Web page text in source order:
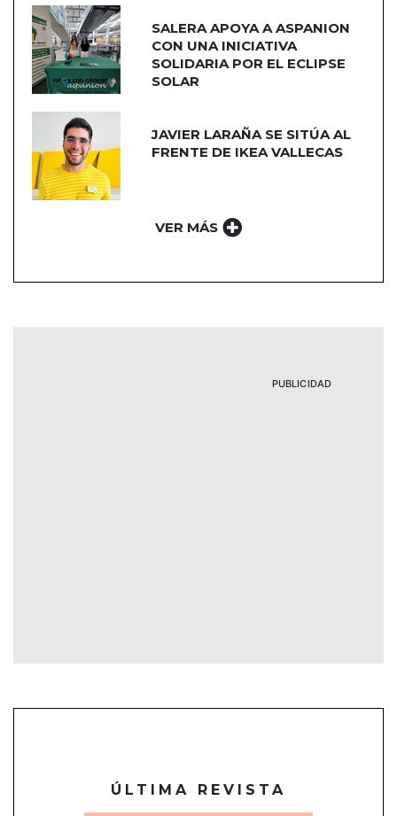
SALERA APOYA A ASPANION
CON UNA INICIATIVA
SOLIDARIA POR EL ECLIPSE
SOLAR
JAVIER LARAÑA SE SITÚA AL
FRENTE DE IKEA VALLECAS
VER MÁS
PUBLICIDAD
ÚLTIMA REVISTA